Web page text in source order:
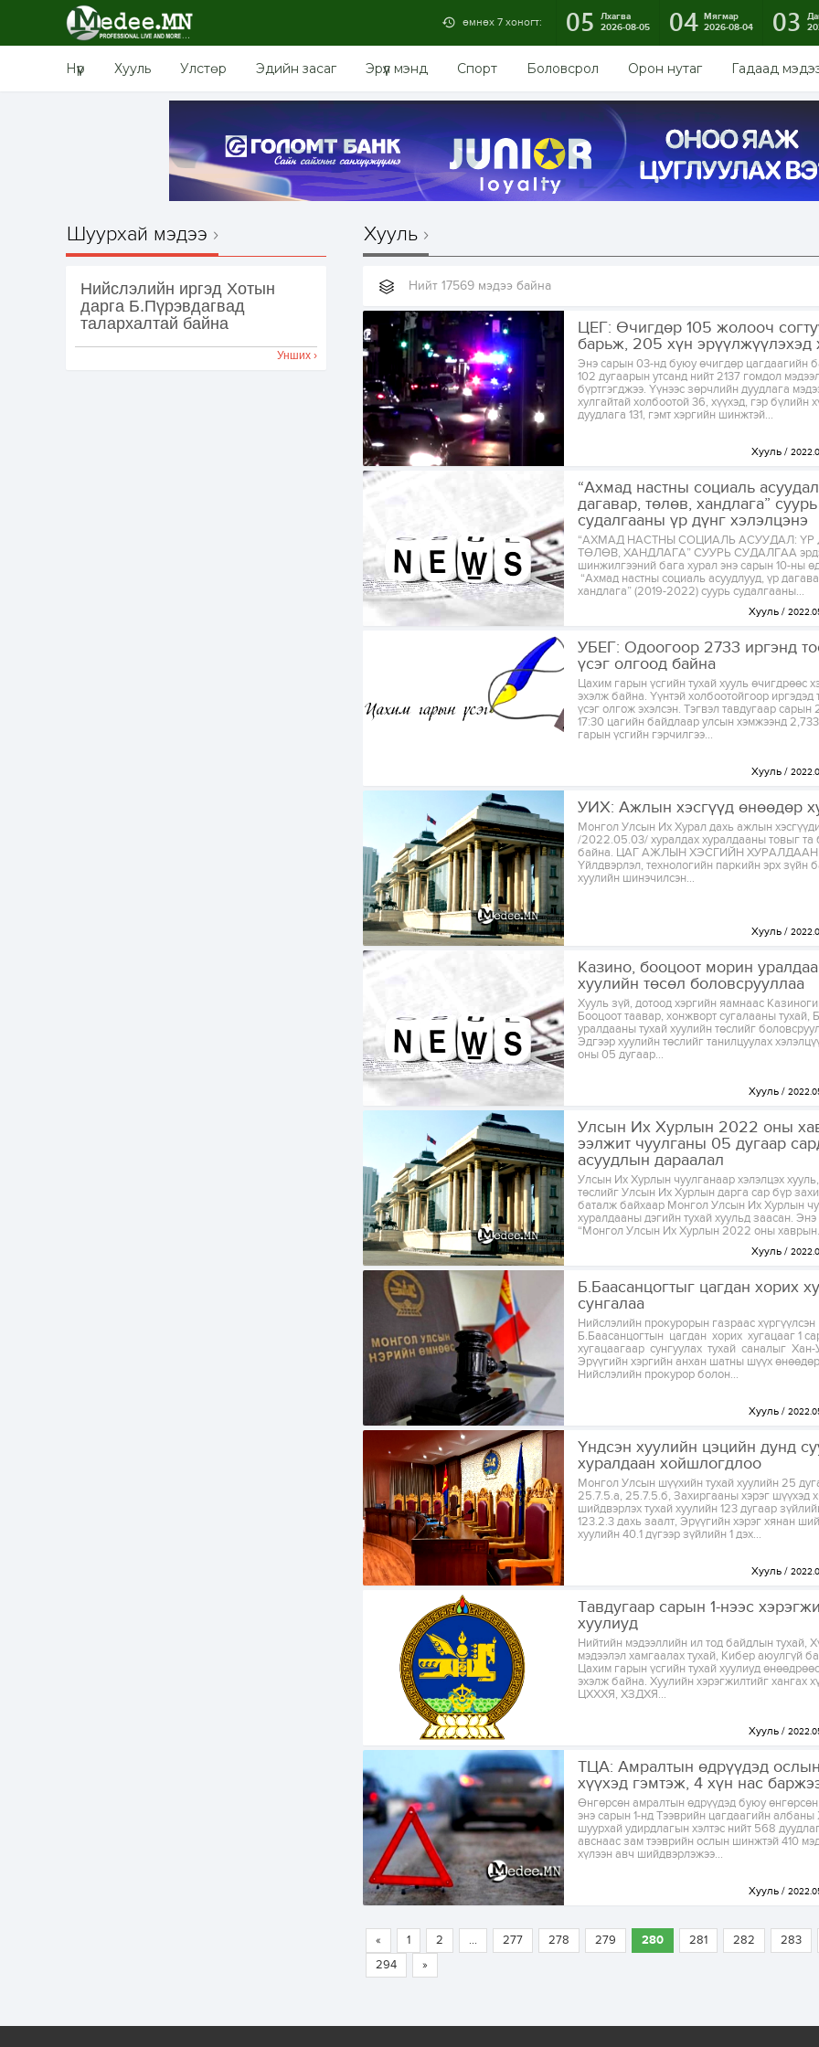
өмнөх 7 хоногт: 05
Лхагва
2026-08-05
04 Мягмар
2026-08-04
03
Нүүр Хууль Улстөр Эдийн засаг Эрүүл мэнд Спорт Боловсрол Орон нутаг Гадаад
Шуурхай мэдээ
Нийслэлийн иргэд Хотын
дарга Б.Пүрэвдагвад
талархалтай байна
Унших ›
Хууль
Нийт 17569 мэдээ байна
ЦЕГ: Өчигдөр 105 жолооч
барьж, 205 хүн эрүүлжүүлэхэд
Энэ сарын 03-нд буюу өчигдөр цагдаагийн
102 дугаарын утсанд нийт 2137 гомдол
бүртгэгджээ. Үүнээс зөрчлийн дуудлага
хулгайтай холбоотой 36, хүүхэд, гэр бүлийн
дуудлага 131, гэмт хэргийн шинжтэй...
Хууль
“Ахмад настны социаль
дагавар, төлөв, хандлага” суурь
судалгааны үр дүнг хэлэлцэнэ
“АХМАД НАСТНЫ СОЦИАЛЬ АСУУДАЛ: ҮР
ТӨЛӨВ, ХАНДЛАГА” СУУРЬ СУДАЛГАА
шинжилгээний бага хурал энэ сарын 10-ны
“Ахмад настны социаль асуудлууд, үр
хандлага” (2019-2022) суурь судалгааны...
Хууль
УБЕГ: Одоогоор 2733 иргэнд
үсэг олгоод байна
Цахим гарын үсгийн тухай хууль өчигдрөөс
эхэлж байна. Үүнтэй холбоотойгоор иргэдэд
үсэг олгож эхэлсэн. Тэгвэл тавдугаар
17:30 цагийн байдлаар улсын хэмжээнд
гарын үсгийн гэрчилгээ...
Хууль
УИХ: Ажлын хэсгүүд өнөөдөр
Монгол Улсын Их Хурал дахь ажлын
/2022.05.03/ хуралдах хуралдааны товыг та
байна. ЦАГ АЖЛЫН ХЭСГИЙН ХУРАЛДААН
Үйлдвэрлэл, технологийн паркийн эрх зүйн
хуулийн шинэчилсэн...
Хууль
Казино, бооцоот морин
хуулийн төсөл боловсрууллаа
Хууль зүй, дотоод хэргийн яамнаас
Бооцоот таавар, хонжворт сугалааны тухай,
уралдааны тухай хуулийн төслийг
Эдгээр хуулийн төслийг танилцуулах
оны 05 дугаар...
Хууль
Улсын Их Хурлын 2022 оны
ээлжит чуулганы 05 дугаар
асуудлын дараалал
Улсын Их Хурлын чуулганаар хэлэлцэх
төслийг Улсын Их Хурлын дарга сар бүр
баталж байхаар Монгол Улсын Их Хурлын
хуралдааны дэгийн тухай хуульд заасан. Энэ
“Монгол Улсын Их Хурлын 2022 оны
Хууль
Б.Баасанцогтыг цагдан хорих
сунгалаа
Нийслэлийн прокурорын газраас хүргүүлсэн
Б.Баасанцогтын цагдан хорих хугацааг 1
хугацаагаар сунгуулах тухай саналыг Хан-
Эрүүгийн хэргийн анхан шатны шүүх
Нийслэлийн прокурор болон...
Хууль
Үндсэн хуулийн цэцийн дунд
хуралдаан хойшлогдлоо
Монгол Улсын шүүхийн тухай хуулийн 25
25.7.5.а, 25.7.5.б, Захиргааны хэрэг шүүхэд
шийдвэрлэх тухай хуулийн 123 дугаар
123.2.3 дахь заалт, Эрүүгийн хэрэг хянан
хуулийн 40.1 дүгээр зүйлийн 1 дэх...
Хууль
Тавдугаар сарын 1-нээс
хуулиуд
Нийтийн мэдээллийн ил тод байдлын тухай,
мэдээлэл хамгаалах тухай, Кибер аюулгүй
Цахим гарын үсгийн тухай хуулиуд
эхэлж байна. Хуулийн хэрэгжилтийг хангах
ЦХХХЯ, ХЗДХЯ...
Хууль
ТЦА: Амралтын өдрүүдэд ослын
хүүхэд гэмтэж, 4 хүн нас
Өнгөрсөн амралтын өдрүүдэд буюу
энэ сарын 1-нд Тээврийн цагдаагийн
шуурхай удирдлагын хэлтэс нийт 568
авснаас зам тээврийн ослын шинжтэй 410
хүлээн авч шийдвэрлэжээ...
Хууль
« 1 2 ... 277 278 279 280 281 282 283
294
»